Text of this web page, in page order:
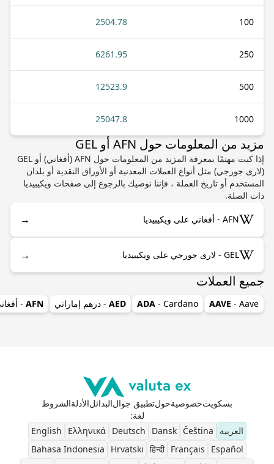
100
2504.78
250
6261.95
500
12523.9
1000
25047.8
مزيد من المعلومات حول AFN أو GEL
إذا كنت مهتمًا بمعرفة المزيد من المعلومات حول AFN (أفغاني) أو GEL
(لارى جورجي) مثل أنواع العملات المعدنية أو الأوراق النقدية أو بلدان
المستخدم أو تاريخ العملة ، فإننا نوصيك بالرجوع إلى صفحات ويكيبيديا
ذات الصلة.
AFN - أفغاني على ويكيبيديا →
GEL - لارى جورجي على ويكيبيديا →
جميع العملات
AAVE - Aave
ADA - Cardano
AED - درهم إماراتي AFN
-
بسكويتخصوصيةحولتطبيق جوالالبدائلالأدلةالشروط
لغة:
العربية
Čeština
Dansk
Deutsch
Ελληνικά
English
Español
Français
हिन्दी
Hrvatski
Bahasa Indonesia